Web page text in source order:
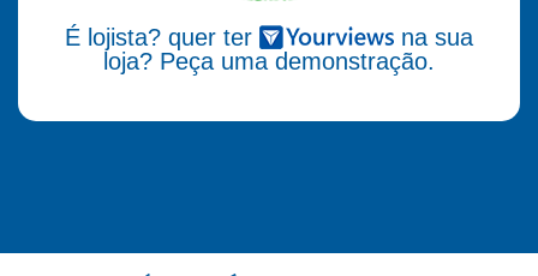
É lojista? quer ter
na sua
loja? Peça uma demonstração.